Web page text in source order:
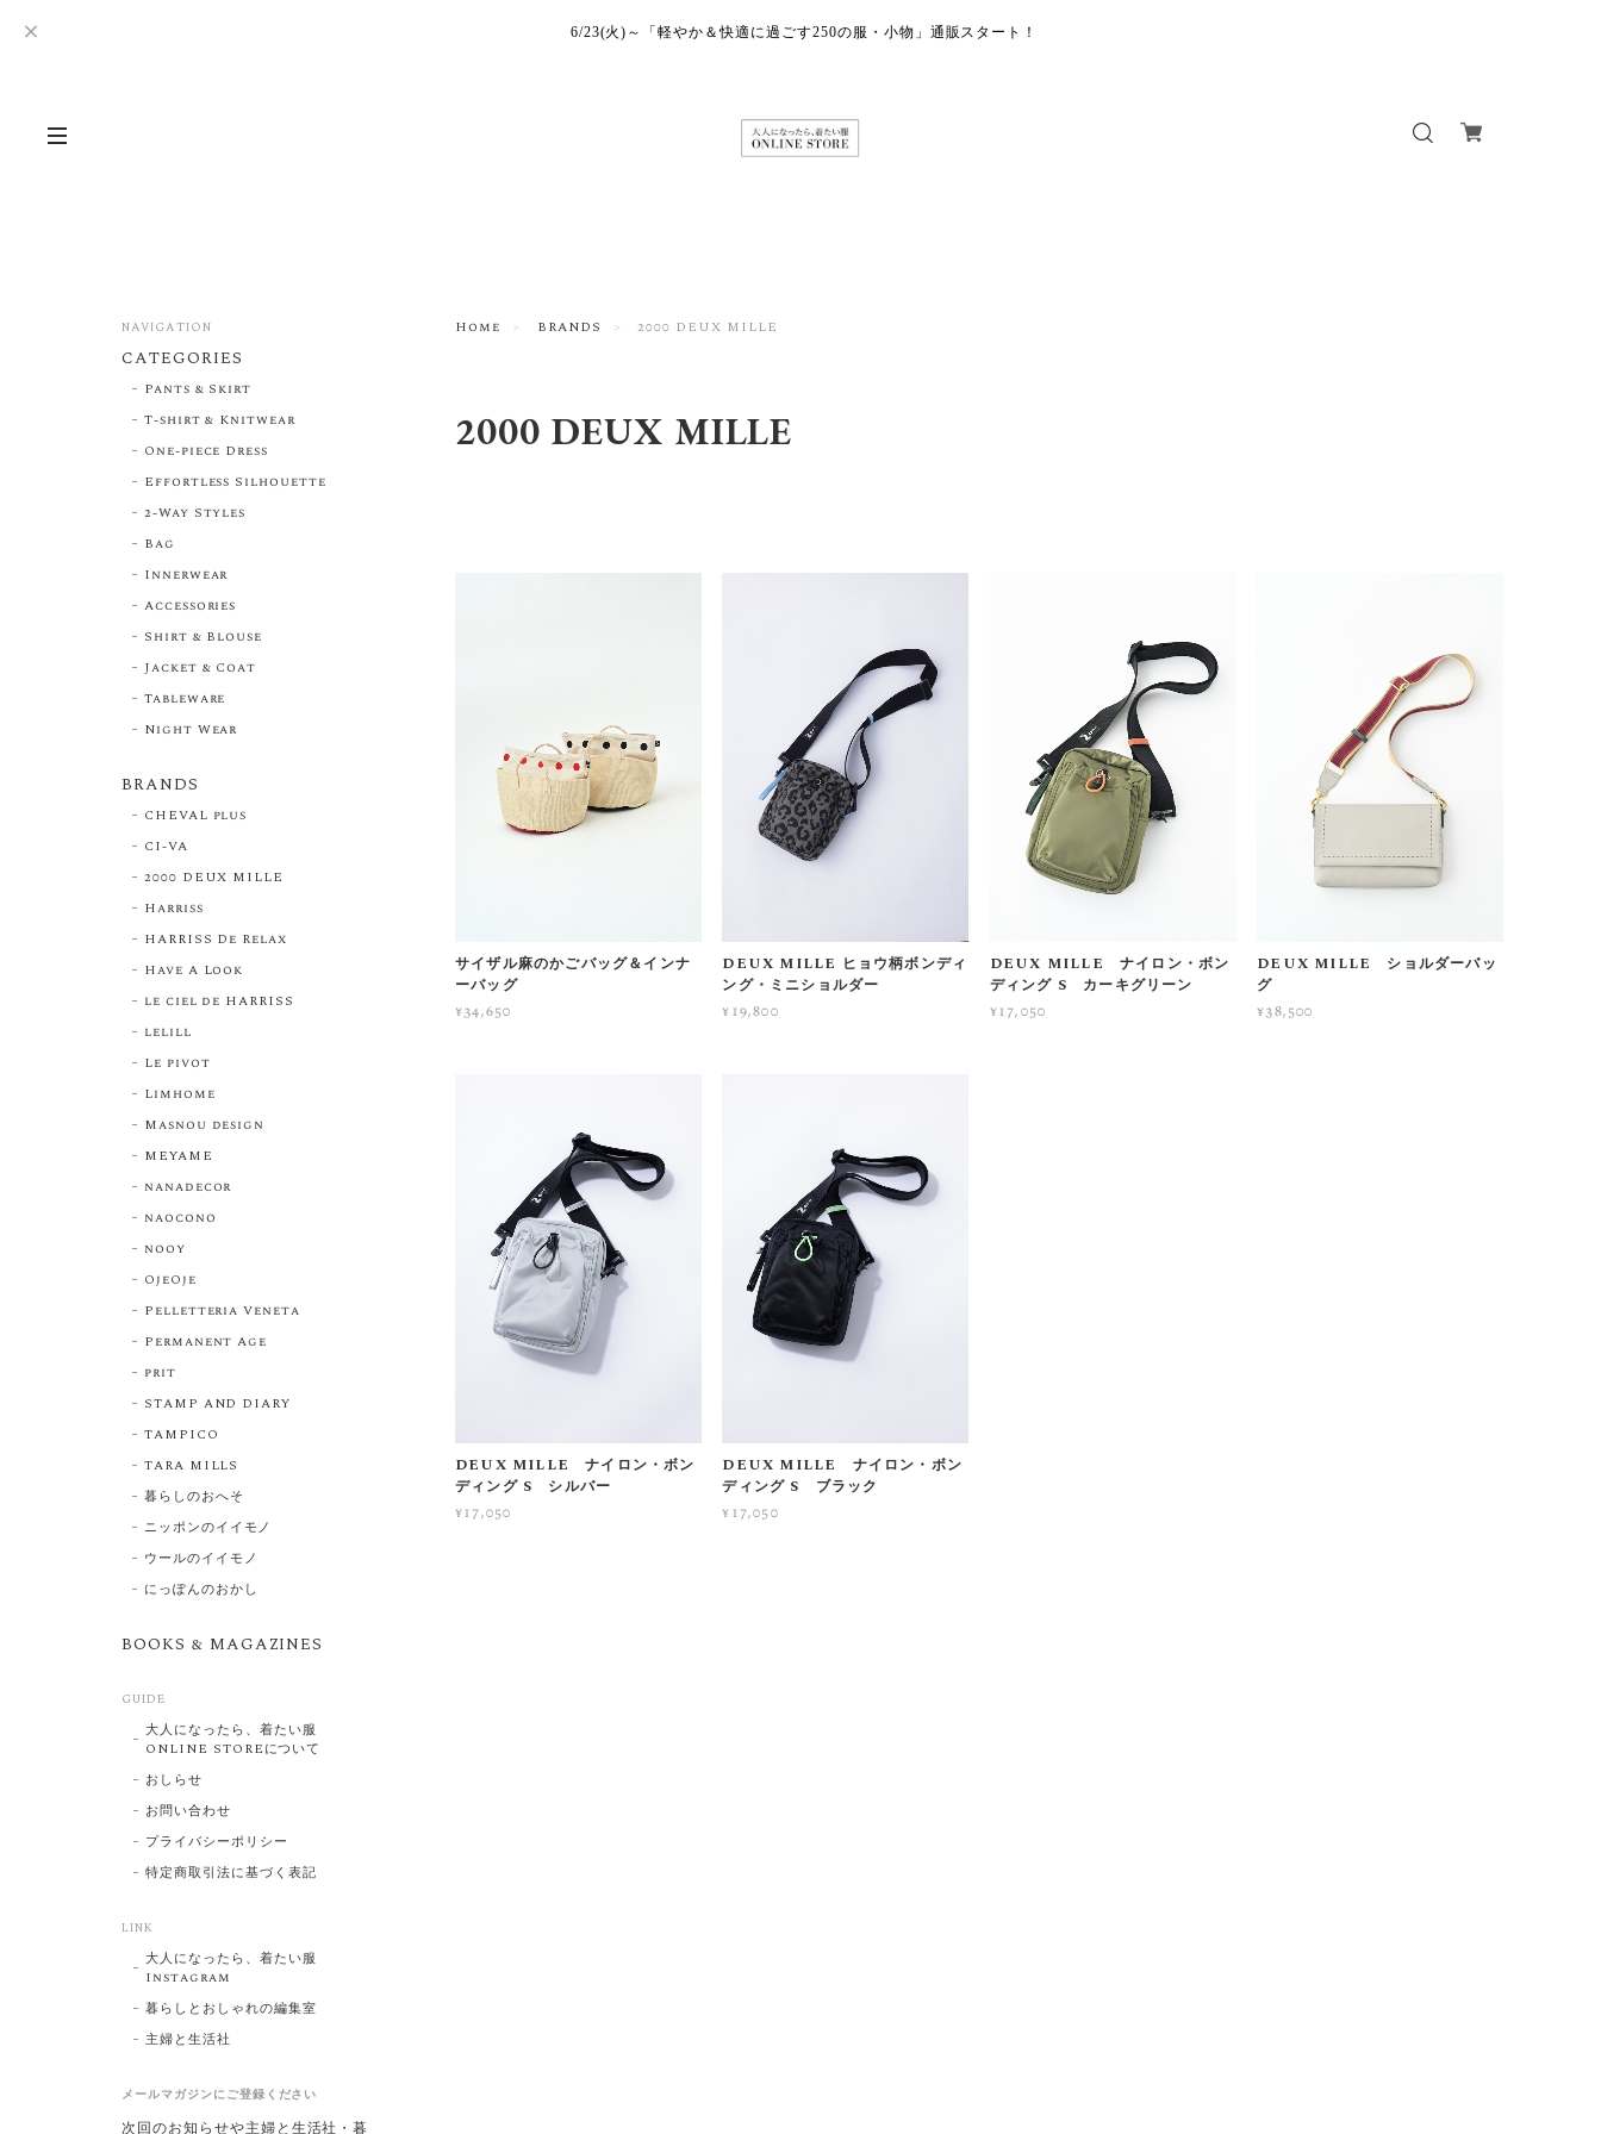
6/23(火)～「軽やか＆快適に過ごす250の服・小物」通販スタート！
Home BRANDS 2000 DEUX MILLE
2000 DEUX MILLE
サイザル麻のかごバッグ＆インナ
ーバッグ
¥34,650
DEUX MILLE ヒョウ柄ボンディ
ング・ミニショルダー
¥19,800
DEUX MILLE ナイロン・ボン
ディング S カーキグリーン
¥17,050
DEUX MILLE ショルダーバッ
グ
¥38,500
DEUX MILLE ナイロン・ボン
ディング S シルバー
¥17,050
DEUX MILLE ナイロン・ボン
ディング S ブラック
¥17,050
NAVIGATION
CATEGORIES
Pants & Skirt
T-shirt & Knitwear
One-piece Dress
Effortless Silhouette
2-Way Styles
Bag
Innerwear
Accessories
Shirt & Blouse
Jacket & Coat
Tableware
Night Wear
BRANDS
CHEVAL plus
CI-VA
2000 DEUX MILLE
Harriss
HARRISS De Relax
Have A Look
le ciel de HARRISS
lelill
Le pivot
Limhome
Masnou design
MEYAME
nanadecor
naocono
nooy
OjeOje
Pelletteria Veneta
Permanent Age
prit
STAMP AND DIARY
TAMPICO
TARA MILLS
暮らしのおへそ
ニッポンのイイモノ
ウールのイイモノ
にっぽんのおかし
BOOKS & MAGAZINES
GUIDE
大人になったら、着たい服
ONLINE STOREについて
おしらせ
お問い合わせ
プライバシーポリシー
特定商取引法に基づく表記
LINK
大人になったら、着たい服
Instagram
暮らしとおしゃれの編集室
主婦と生活社
メールマガジンにご登録ください
次回のお知らせや主婦と生活社・暮